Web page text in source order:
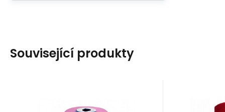
Související produkty
80VIGA0106
8595721019919
In stock 1 ks AriadnaEAN: